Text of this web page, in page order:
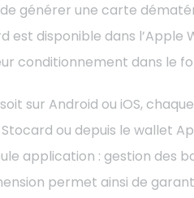
générer une carte
est disponible dans
conditionnement dans le
soit sur Android ou iOS,
ou depuis le wallet
application : gestion des
permet ainsi de